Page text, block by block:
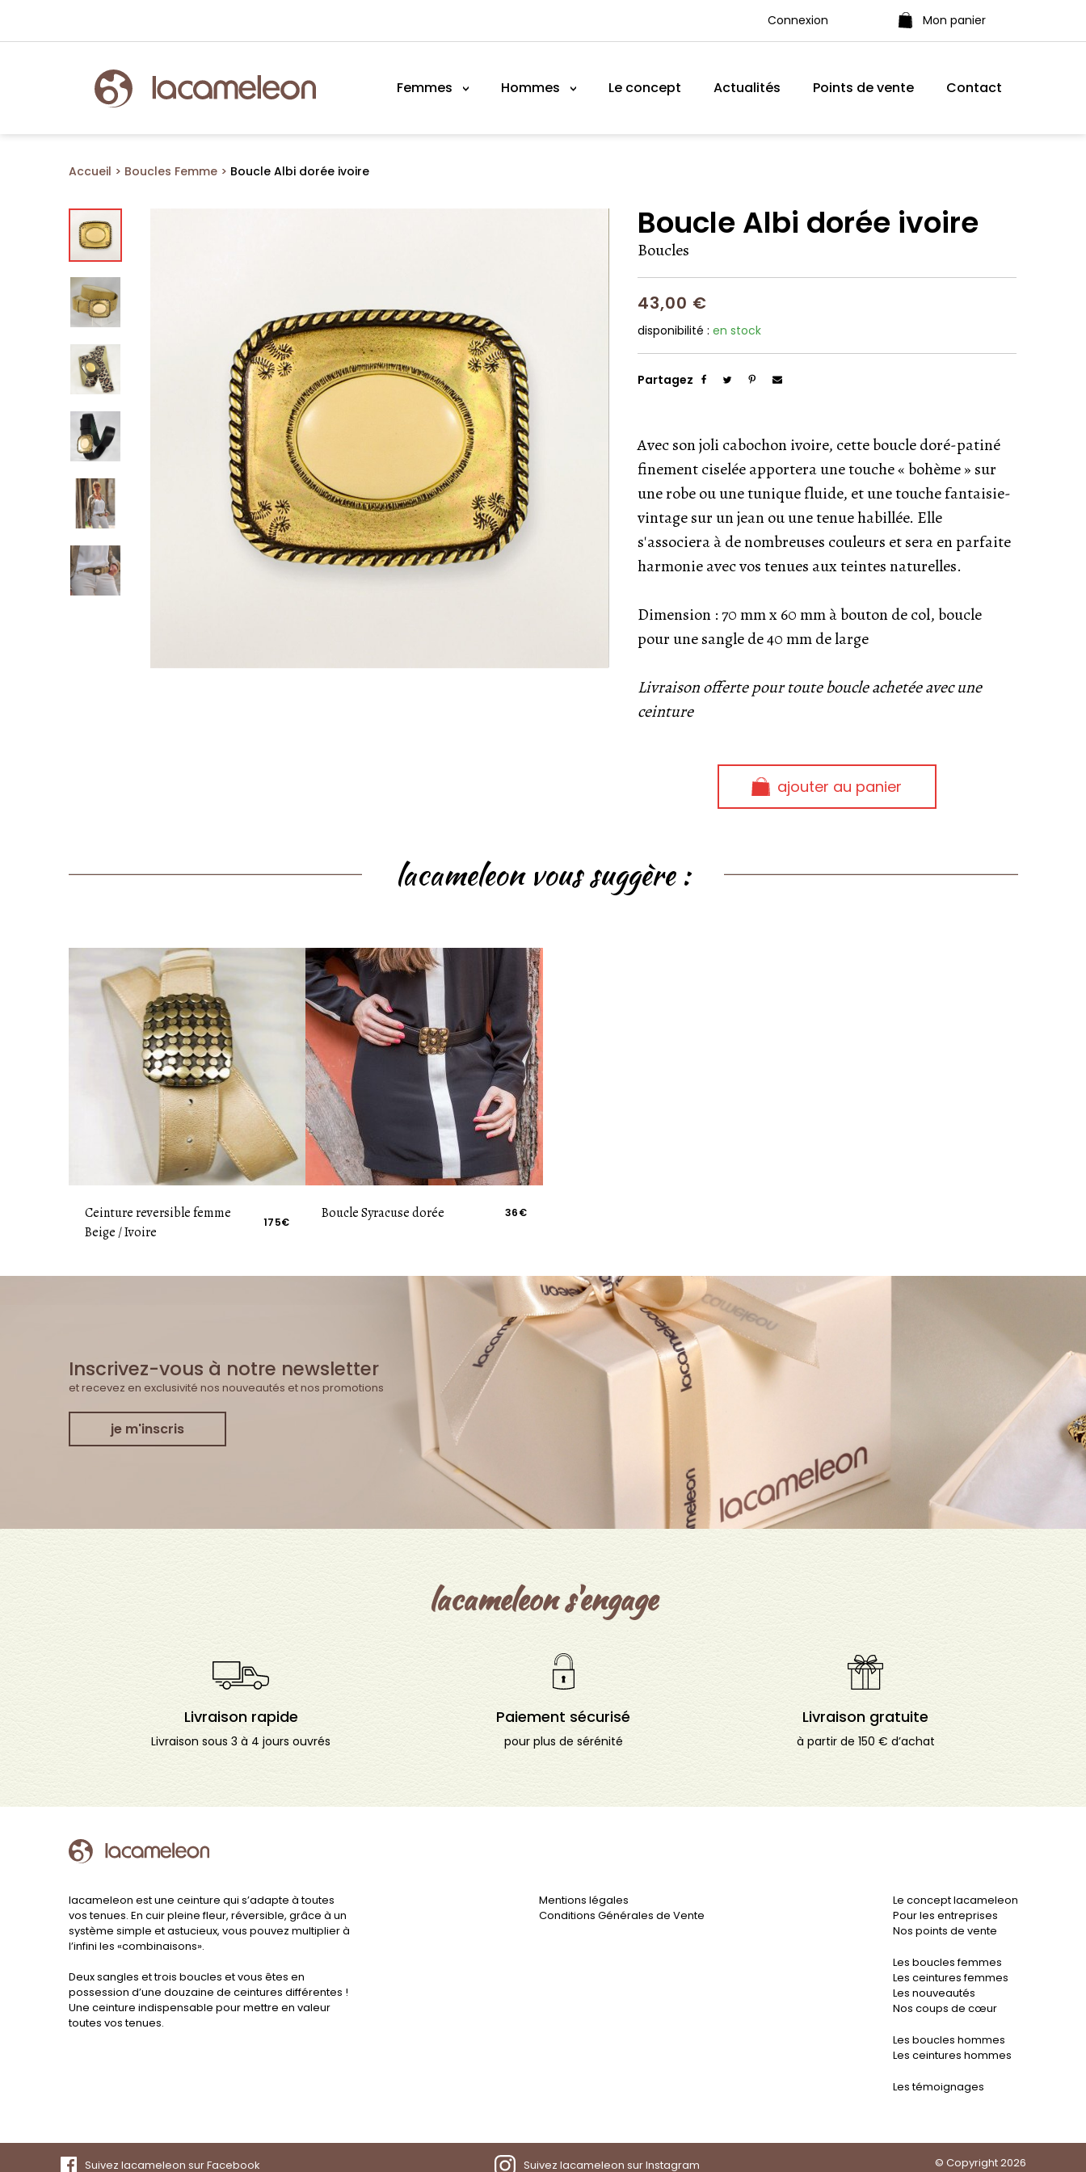
Connexion Mon panier
Femmes Hommes Le concept Actualités Points de vente Contact
Accueil Boucles Femme Boucle Albi dorée ivoire
Boucle Albi dorée ivoire
Boucles
43,00 €
disponibilité : en stock
Partagez
Avec son joli cabochon ivoire, cette boucle doré-patiné
finement ciselée apportera une touche « bohème » sur
une robe ou une tunique fluide, et une touche fantaisie-
vintage sur un jean ou une tenue habillée. Elle
s'associera à de nombreuses couleurs et sera en parfaite
harmonie avec vos tenues aux teintes naturelles.
Dimension : 70 mm x 60 mm à bouton de col, boucle
pour une sangle de 40 mm de large
Livraison offerte pour toute boucle achetée avec une
ceinture
ajouter au panier
lacameleon vous suggère :
Ceinture reversible femme
Beige / Ivoire
175€
Boucle Syracuse dorée 36€
Inscrivez-vous à notre newsletter
et recevez en exclusivité nos nouveautés et nos promotions
je m'inscris
lacameleon s'engage
Livraison rapide
Livraison sous 3 à 4 jours ouvrés
Paiement sécurisé
pour plus de sérénité
Livraison gratuite
à partir de 150 € d’achat
lacameleon est une ceinture qui s’adapte à toutes
vos tenues. En cuir pleine fleur, réversible, grâce à un
système simple et astucieux, vous pouvez multiplier à
l’infini les «combinaisons».
Deux sangles et trois boucles et vous êtes en
possession d’une douzaine de ceintures différentes !
Une ceinture indispensable pour mettre en valeur
toutes vos tenues.
Mentions légales
Conditions Générales de Vente
Le concept lacameleon
Pour les entreprises
Nos points de vente
Les boucles femmes
Les ceintures femmes
Les nouveautés
Nos coups de cœur
Les boucles hommes
Les ceintures hommes
Les témoignages
Suivez lacameleon sur Facebook Suivez lacameleon sur Instagram © Copyright 2026